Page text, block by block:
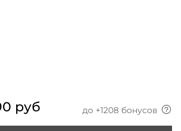
руб до +1208 бонусов